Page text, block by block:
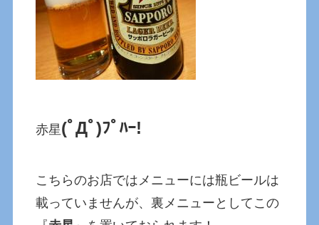
赤星(ﾟДﾟ)ﾌﾟﾊｰ!
こちらのお店ではメニューには瓶ビールは
載っていませんが、裏メニューとしてこの